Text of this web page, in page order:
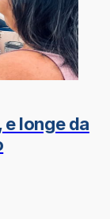
e longe da